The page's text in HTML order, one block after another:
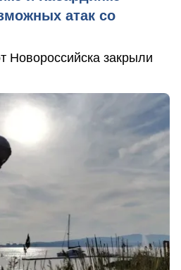
атак со
Новороссийска закрыли